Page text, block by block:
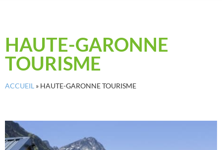
HAUTE-GARONNE
TOURISME
ACCUEIL » HAUTE-GARONNE TOURISME